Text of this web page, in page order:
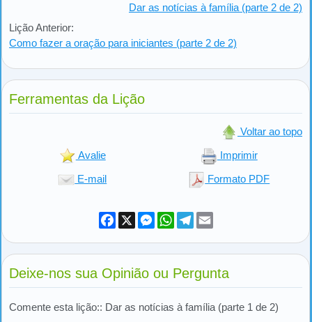
Lição Anterior:
Como fazer a oração para iniciantes (parte 2 de 2)
Dar as notícias à família (parte 2 de 2)
Ferramentas da Lição
Voltar ao topo
Avalie Imprimir
E-mail Formato PDF
Facebook
X Messenger
WhatsApp
Telegram
Deixe-nos sua Opinião ou Pergunta
Comente esta lição:: Dar as notícias à família (parte 1 de 2)